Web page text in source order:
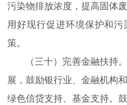
污染物排放浓度，提高固体
用好现行促进环境保护和
策。
（三十）完善金融扶持
展，鼓励银行业、金融机构
绿色信贷支持、基金支持。